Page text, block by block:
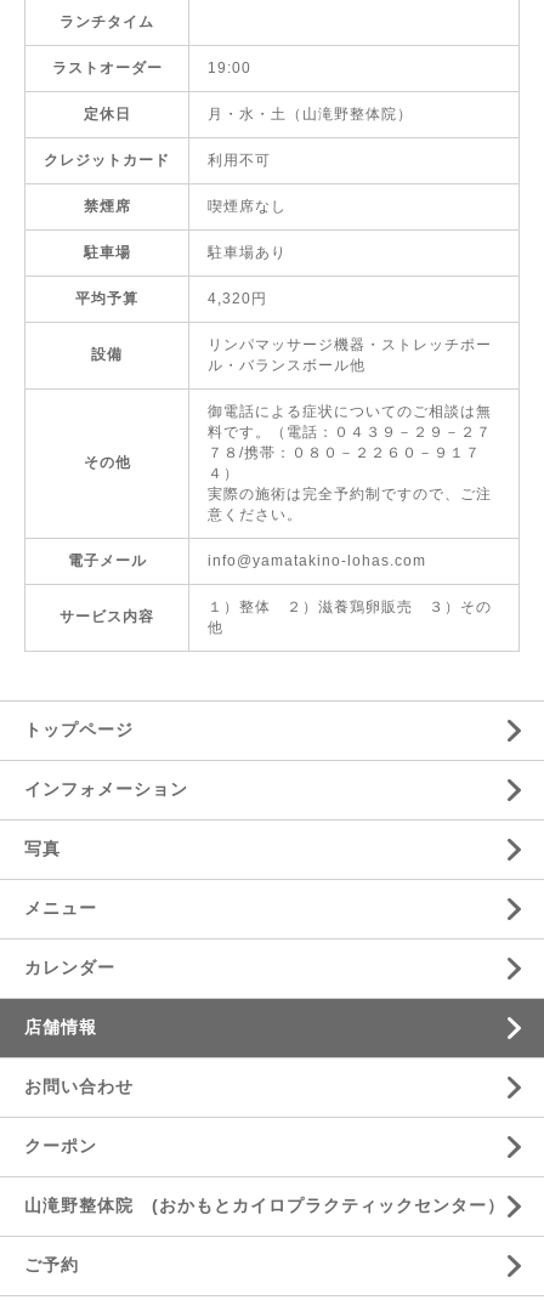
ランチタイム
ラストオーダー 19:00
定休日 月・水・土（山滝野整体院）
クレジットカード 利用不可
禁煙席 喫煙席なし
駐車場 駐車場あり
平均予算 4,320円
設備
リンパマッサージ機器・ストレッチポー
ル・バランスボール他
その他
御電話による症状についてのご相談は無
料です。（電話：０４３９－２９－２７
７８/携帯：０８０－２２６０－９１７
４）
実際の施術は完全予約制ですので、ご注
意ください。
電子メール info@yamatakino-lohas.com
サービス内容
１）整体 ２）滋養鶏卵販売 ３）その
他
トップページ
インフォメーション
写真
メニュー
カレンダー
店舗情報
お問い合わせ
クーポン
山滝野整体院 (おかもとカイロプラクティックセンター）
ご予約